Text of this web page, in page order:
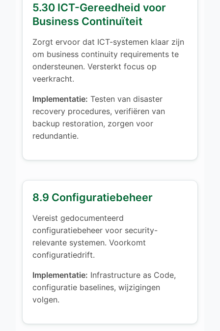
5.30 ICT-Gereedheid voor
Business Continuïteit
Zorgt ervoor dat ICT-systemen klaar zijn
om business continuity requirements te
ondersteunen. Versterkt focus op
veerkracht.
Implementatie: Testen van disaster
recovery procedures, verifiëren van
backup restoration, zorgen voor
redundantie.
8.9 Configuratiebeheer
Vereist gedocumenteerd
configuratiebeheer voor security-
relevante systemen. Voorkomt
configuratiedrift.
Implementatie: Infrastructure as Code,
configuratie baselines, wijzigingen
volgen.